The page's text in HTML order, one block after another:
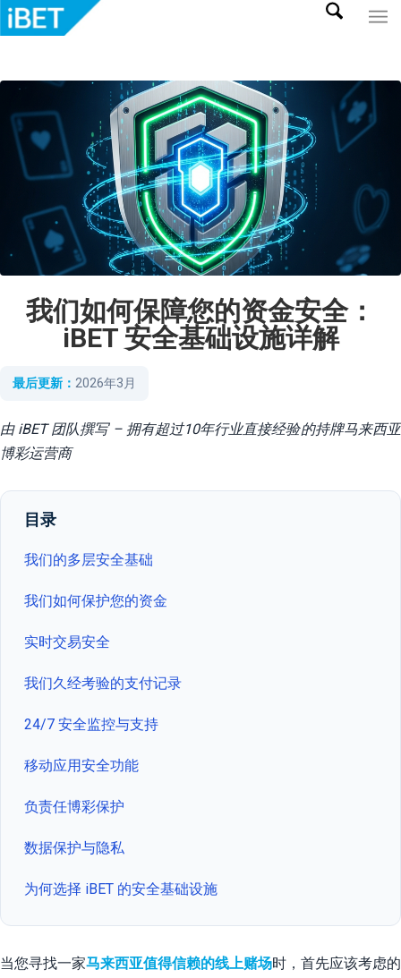
我们如何保障您的资金安全：
iBET 安全基础设施详解
最后更新： 2026年3月
由 iBET 团队撰写 – 拥有超过10年行业直接经验的持牌马来西亚
博彩运营商
目录
我们的多层安全基础
我们如何保护您的资金
实时交易安全
我们久经考验的支付记录
24/7 安全监控与支持
移动应用安全功能
负责任博彩保护
数据保护与隐私
为何选择 iBET 的安全基础设施
当您寻找一家马来西亚值得信赖的线上赌场时，首先应该考虑的